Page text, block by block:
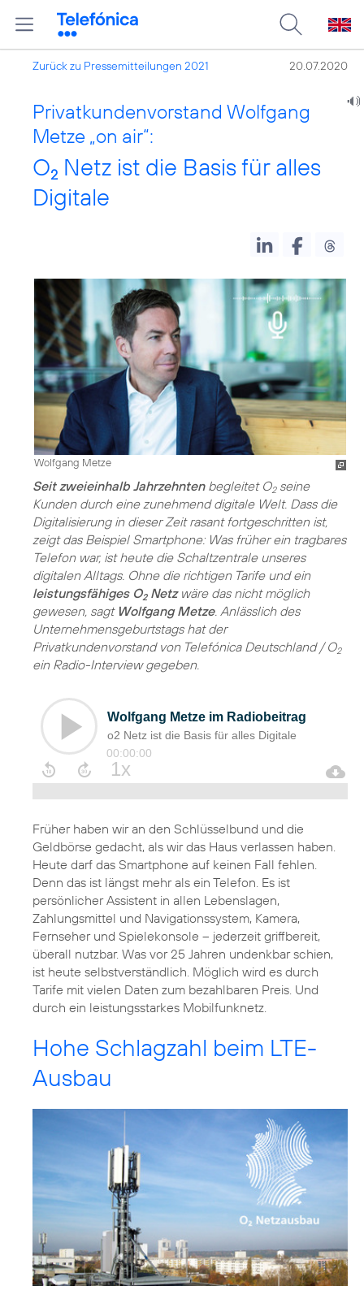
Zurück zu Pressemitteilungen 2021 20.07.2020
Privatkundenvorstand Wolfgang
Metze „on air“:
O2 Netz ist die Basis für alles
Digitale
Wolfgang Metze
Seit zweieinhalb Jahrzehntenbegleitet O2seine
Kunden durch eine zunehmend digitale Welt. Dass die
Digitalisierung in dieser Zeit rasant fortgeschritten ist,
zeigt das Beispiel Smartphone: Was früher ein tragbares
Telefon war, ist heute die Schaltzentrale unseres
digitalen Alltags. Ohne die richtigen Tarife und ein
leistungsfähiges O2Netzwäre das nicht möglich
gewesen, sagt Wolfgang Metze. Anlässlich des
Unternehmensgeburtstags hat der
Privatkundenvorstand von Telefónica Deutschland / O2
ein Radio-Interview gegeben.
Früher haben wir an den Schlüsselbund und die
Geldbörse gedacht, als wir das Haus verlassen haben.
Heute darf das Smartphone auf keinen Fall fehlen.
Denn das ist längst mehr als ein Telefon. Es ist
persönlicher Assistent in allen Lebenslagen,
Zahlungsmittel und Navigationssystem, Kamera,
Fernseher und Spielekonsole – jederzeit griffbereit,
überall nutzbar. Was vor 25 Jahren undenkbar schien,
ist heute selbstverständlich. Möglich wird es durch
Tarife mit vielen Daten zum bezahlbaren Preis. Und
durch ein leistungsstarkes Mobilfunknetz.
Hohe Schlagzahl beim LTE-
Ausbau